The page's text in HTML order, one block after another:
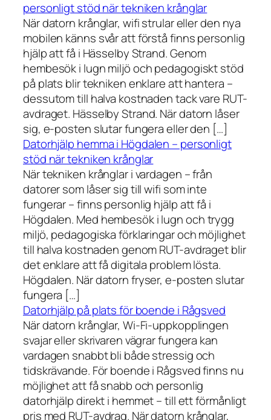
personligt stöd när tekniken krånglar
När datorn krånglar, wifi strular eller den nya
mobilen känns svår att förstå finns personlig
hjälp att få i Hässelby Strand. Genom
hembesök i lugn miljö och pedagogiskt stöd
på plats blir tekniken enklare att hantera –
dessutom till halva kostnaden tack vare RUT-
avdraget. Hässelby Strand. När datorn låser
sig, e-posten slutar fungera eller den […]
Datorhjälp hemma i Högdalen – personligt
stöd när tekniken krånglar
När tekniken krånglar i vardagen – från
datorer som låser sig till wifi som inte
fungerar – finns personlig hjälp att få i
Högdalen. Med hembesök i lugn och trygg
miljö, pedagogiska förklaringar och möjlighet
till halva kostnaden genom RUT-avdraget blir
det enklare att få digitala problem lösta.
Högdalen. När datorn fryser, e-posten slutar
fungera […]
Datorhjälp på plats för boende i Rågsved
När datorn krånglar, Wi-Fi-uppkopplingen
svajar eller skrivaren vägrar fungera kan
vardagen snabbt bli både stressig och
tidskrävande. För boende i Rågsved finns nu
möjlighet att få snabb och personlig
datorhjälp direkt i hemmet – till ett förmånligt
pris med RUT-avdrag. När datorn krånglar,